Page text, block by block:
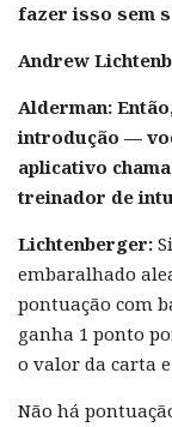
fazer isso sem
Andrew
Alderman:
introdução —
aplicativo
treinador de
Lichtenberger:
embaralhado
pontuação com
ganha 1 ponto
o valor da carta
Não há